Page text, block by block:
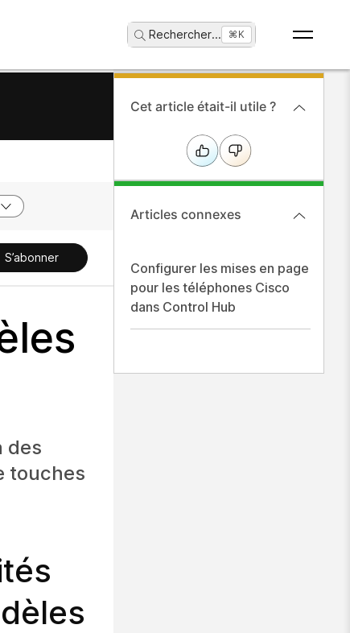
Rechercher... ⌘K
S’abonner
des
touches
Cet article était-il utile ?
Articles connexes
Configurer les mises en page
pour les téléphones Cisco
dans Control Hub